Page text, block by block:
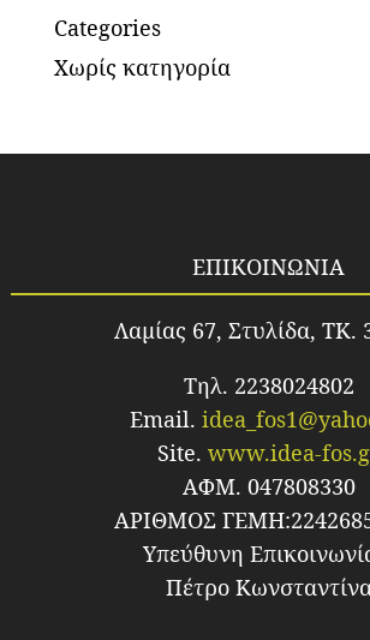
Categories
Χωρίς κατηγορία
ΕΠΙΚΟΙΝΩΝΙΑ
Λαμίας 67, Στυλίδα, TK.
Τηλ. 2238024802
Email.
Site.www.idea-
ΑΦΜ. 047808330
ΑΡΙΘΜΟΣ
Υπεύθυνη
Πέτρο Κωνσταντίνα